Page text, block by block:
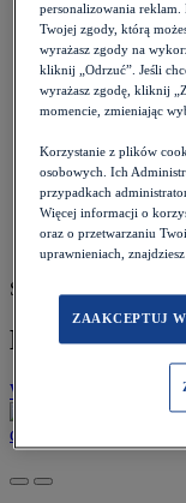
Strona główna >
Pacjent >
Choroby i
Reumatologia >
Mieszana
Szacowany czas
Mieszana
Wróć do listy
dr hab. n. med. Marta
personalizowania
Twojej zgody, którą
wyrażasz zgody na
kliknij „Odrzuć”. Jeśli
wyrażasz zgodę, kliknij
momencie, zmieniając
Korzystanie z plików
osobowych. Ich
przypadkach
Więcej informacji o
oraz o przetwarzaniu
uprawnieniach, znajdziesz
ZAAKCEPTUJ